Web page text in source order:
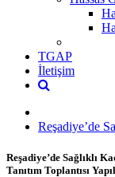
TGAP
İletişim
Reşadiye’de
Reşadiye’de Sağlıklı
Tanıtım Toplantısı